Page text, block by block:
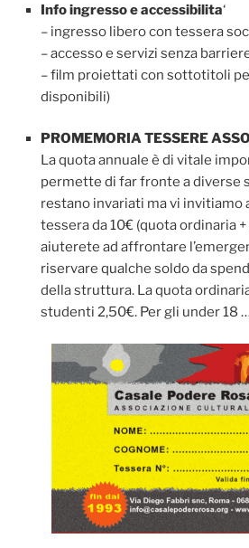
Info ingresso e accessibilita‘
– ingresso libero con tessera
– accesso e servizi senza
– film proiettati con sottotitoli
disponibili)
PROMEMORIA TESSERE
La quota annuale è di vitale
permette di far fronte a diverse
restano invariati ma vi invitiamo
tessera da 10€ (quota ordinaria +
aiuterete ad affrontare
riservare qualche soldo da
della struttura. La quota
studenti 2,50€. Per gli under 18